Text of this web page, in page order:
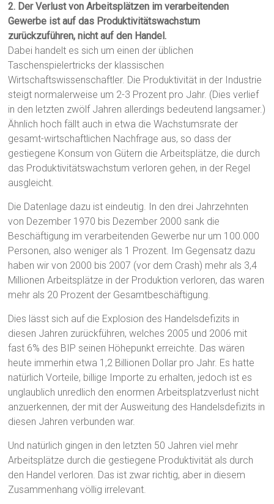
2. Der Verlust von Arbeitsplätzen im verarbeitenden
Gewerbe ist auf das Produktivitätswachstum
zurückzuführen, nicht auf den Handel.
Dabei handelt es sich um einen der üblichen
Taschenspielertricks der klassischen
Wirtschaftswissenschaftler. Die Produktivität in der Industrie
steigt normalerweise um 2-3 Prozent pro Jahr. (Dies verlief
in den letzten zwölf Jahren allerdings bedeutend langsamer.)
Ähnlich hoch fällt auch in etwa die Wachstumsrate der
gesamt-wirtschaftlichen Nachfrage aus, so dass der
gestiegene Konsum von Gütern die Arbeitsplätze, die durch
das Produktivitätswachstum verloren gehen, in der Regel
ausgleicht.
Die Datenlage dazu ist eindeutig. In den drei Jahrzehnten
von Dezember 1970 bis Dezember 2000 sank die
Beschäftigung im verarbeitenden Gewerbe nur um 100.000
Personen, also weniger als 1 Prozent. Im Gegensatz dazu
haben wir von 2000 bis 2007 (vor dem Crash) mehr als 3,4
Millionen Arbeitsplätze in der Produktion verloren, das waren
mehr als 20 Prozent der Gesamtbeschäftigung.
Dies lässt sich auf die Explosion des Handelsdefizits in
diesen Jahren zurückführen, welches 2005 und 2006 mit
fast 6% des BIP seinen Höhepunkt erreichte. Das wären
heute immerhin etwa 1,2 Billionen Dollar pro Jahr. Es hatte
natürlich Vorteile, billige Importe zu erhalten, jedoch ist es
unglaublich unredlich den enormen Arbeitsplatzverlust nicht
anzuerkennen, der mit der Ausweitung des Handelsdefizits in
diesen Jahren verbunden war.
Und natürlich gingen in den letzten 50 Jahren viel mehr
Arbeitsplätze durch die gestiegene Produktivität als durch
den Handel verloren. Das ist zwar richtig, aber in diesem
Zusammenhang völlig irrelevant.